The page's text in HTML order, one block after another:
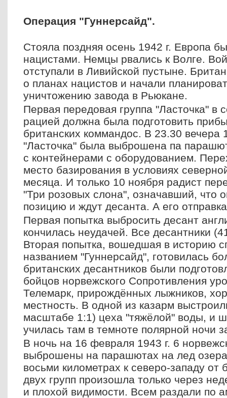
Операция "Гуннерсайд".
Стояла поздняя осень 1942 г. Европа
нацистами. Немцы рвались к Волге.
отступали в Ливийской пустыне.
о планах нацистов и начали
уничтожению завода в Рьюкане.
Первая передовая группа "Ласточка" в
рацией должна была подготовить
британских коммандос. В 23.30 вечера
"Ласточка" была выброшена па
с контейнерами с оборудованием.
место базирования в условиях
месяца. И только 10 ноября радист
"Три розовых слона", означавший, что
позицию и ждут десанта. А его
Первая попытка выбросить десант
кончилась неудачей. Все десантники
Вторая попытка, вошедшая в историю
названием "Гуннерсайд", готовилась
британских десантников были
бойцов норвежского Сопротивления
Телемарк, прирождённых лыжников,
местность. В одной из казарм
масштабе 1:1) цеха "тяжёлой" воды, и
училась там в темноте полярной ночи
В ночь на 16 февраля 1943 г. 6
выброшены на парашютах на лед озера
восьми километрах к северо-западу от
двух групп произошла только через
и плохой видимости. Всем раздали по